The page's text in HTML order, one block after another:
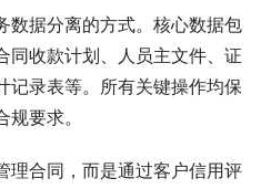
数据分离的方式。核心数据包
同收款计划、人员主文件、证
记录表等。所有关键操作均保
要求。
理合同，而是通过客户信用评